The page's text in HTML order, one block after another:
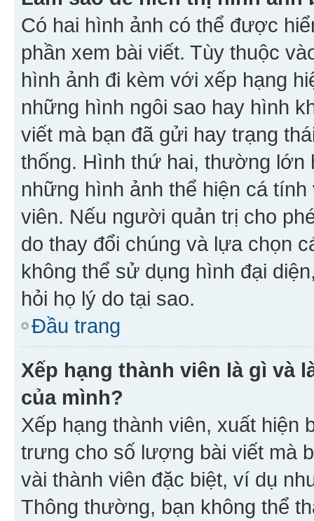
Có hai hình ảnh có thể được
phần xem bài viết. Tùy thuộc
hình ảnh đi kèm với xếp hạng
những hình ngôi sao hay hình
viết mà bạn đã gửi hay trạng
thống. Hình thứ hai, thường
những hình ảnh thể hiện cá
viên. Nếu người quản trị cho
do thay đổi chúng và lựa chọn
không thể sử dụng hình đại
hỏi họ lý do tại sao.
Đầu trang
Xếp hạng thành viên là gì và
của mình?
Xếp hạng thành viên, xuất
trưng cho số lượng bài viết mà
vài thành viên đặc biệt, ví dụ
Thông thường, bạn không thể